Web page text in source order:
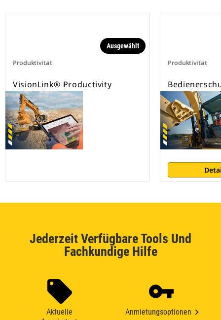
Produktivität
Ausgewählt
VisionLink® Productivity
Produktivität
Jederzeit Verfügbare Tools Und
Fachkundige Hilfe
Aktuelle
Anmietungsoptionen